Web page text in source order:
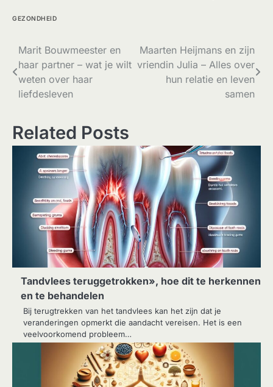
GEZONDHEID
Bericht
navigatie
Marit Bouwmeester en
haar partner – wat je wilt
weten over haar
liefdesleven
Maarten Heijmans en zijn
vriendin Julia – Alles over
hun relatie en leven
samen
Related Posts
Tandvlees teruggetrokken», hoe dit te herkennen
en te behandelen
Bij terugtrekken van het tandvlees kan het zijn dat je
veranderingen opmerkt die aandacht vereisen. Het is een
veelvoorkomend probleem…